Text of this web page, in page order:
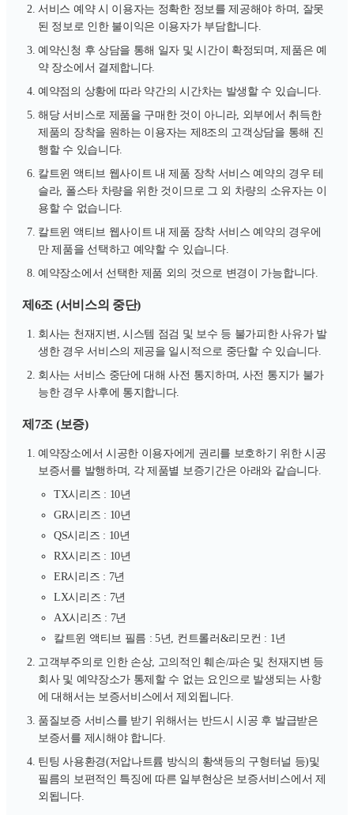
서비스 예약 시 이용자는 정확한 정보를 제공해야 하며, 잘못
된 정보로 인한 불이익은 이용자가 부담합니다.
예약신청 후 상담을 통해 일자 및 시간이 확정되며, 제품은 예
약 장소에서 결제합니다.
예약점의 상황에 따라 약간의 시간차는 발생할 수 있습니다.
해당 서비스로 제품을 구매한 것이 아니라, 외부에서 취득한
제품의 장착을 원하는 이용자는 제8조의 고객상담을 통해 진
행할 수 있습니다.
칼트윈 액티브 웹사이트 내 제품 장착 서비스 예약의 경우 테
슬라, 폴스타 차량을 위한 것이므로 그 외 차량의 소유자는 이
용할 수 없습니다.
칼트윈 액티브 웹사이트 내 제품 장착 서비스 예약의 경우에
만 제품을 선택하고 예약할 수 있습니다.
예약장소에서 선택한 제품 외의 것으로 변경이 가능합니다.
제6조 (서비스의 중단)
회사는 천재지변, 시스템 점검 및 보수 등 불가피한 사유가 발
생한 경우 서비스의 제공을 일시적으로 중단할 수 있습니다.
회사는 서비스 중단에 대해 사전 통지하며, 사전 통지가 불가
능한 경우 사후에 통지합니다.
제7조 (보증)
예약장소에서 시공한 이용자에게 권리를 보호하기 위한 시공
보증서를 발행하며, 각 제품별 보증기간은 아래와 같습니다.
TX시리즈 : 10년
GR시리즈 : 10년
QS시리즈 : 10년
RX시리즈 : 10년
ER시리즈 : 7년
LX시리즈 : 7년
AX시리즈 : 7년
칼트윈 액티브 필름 : 5년, 컨트롤러&리모컨 : 1년
고객부주의로 인한 손상, 고의적인 훼손/파손 및 천재지변 등
회사 및 예약장소가 통제할 수 없는 요인으로 발생되는 사항
에 대해서는 보증서비스에서 제외됩니다.
품질보증 서비스를 받기 위해서는 반드시 시공 후 발급받은
보증서를 제시해야 합니다.
틴팅 사용환경(저압나트륨 방식의 황색등의 구형터널 등)및
필름의 보편적인 특징에 따른 일부현상은 보증서비스에서 제
외됩니다.